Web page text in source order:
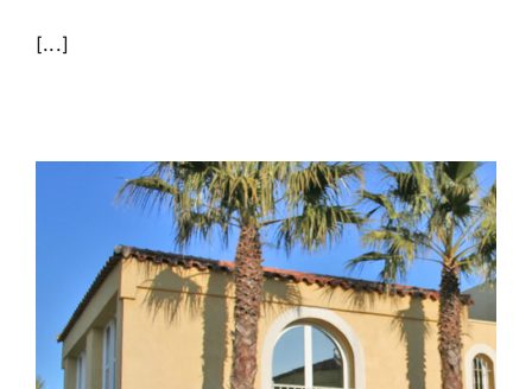
[...]